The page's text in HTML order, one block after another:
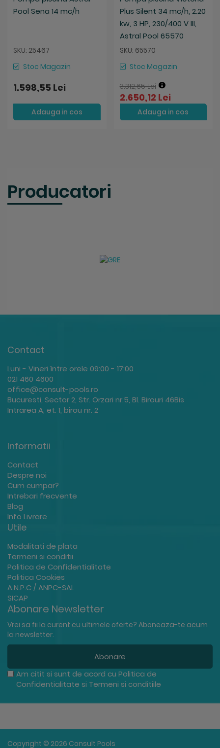
Pool Sena 14 mc/h
SKU: 25467
Stoc Magazin
1.598,55 Lei
Adauga in cos
Plus Silent 34 mc/h, 2.20
kw, 3 HP, 230/400 V III,
Astral Pool 65570
SKU: 65570
Stoc Magazin
3.312,65 Lei
2.650,12 Lei
Adauga in cos
Producatori
Contact
Luni - Vineri între orele 09:00 - 17:00
021 460 4600
office@consult-pools.ro
Bucuresti, Sector 2, Str. Orzari nr.5, Bl. Birouri 46Bis
Intrarea A, et. 1, birou nr. 2
Informatii
Contact
Despre noi
Cum cumpar?
Intrebari frecvente
Blog
Info Livrare
Utile
Modalitati de plata
Termeni si conditii
Politica de Confidentialitate
Politica Cookies
A.N.P.C / ANPC-SAL
SICAP
Abonare Newsletter
Vrei sa fii la curent cu ultimele oferte? Aboneaza-te acum
la newsletter.
Abonare
Am citit si sunt de acord cu Politica de
Confidentialitate si Termeni si conditiile
Copyright © 2026 Consult Pools